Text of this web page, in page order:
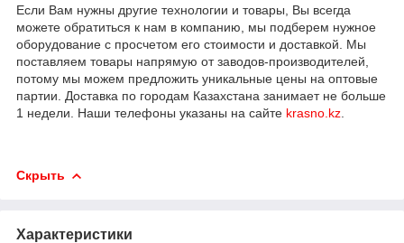
Если Вам нужны другие технологии и товары, Вы всегда
можете обратиться к нам в компанию, мы подберем нужное
оборудование с просчетом его стоимости и доставкой. Мы
поставляем товары напрямую от заводов-производителей,
потому мы можем предложить уникальные цены на оптовые
партии. Доставка по городам Казахстана занимает не больше
1 недели. Наши телефоны указаны на сайте krasno.kz
Скрыть
Характеристики